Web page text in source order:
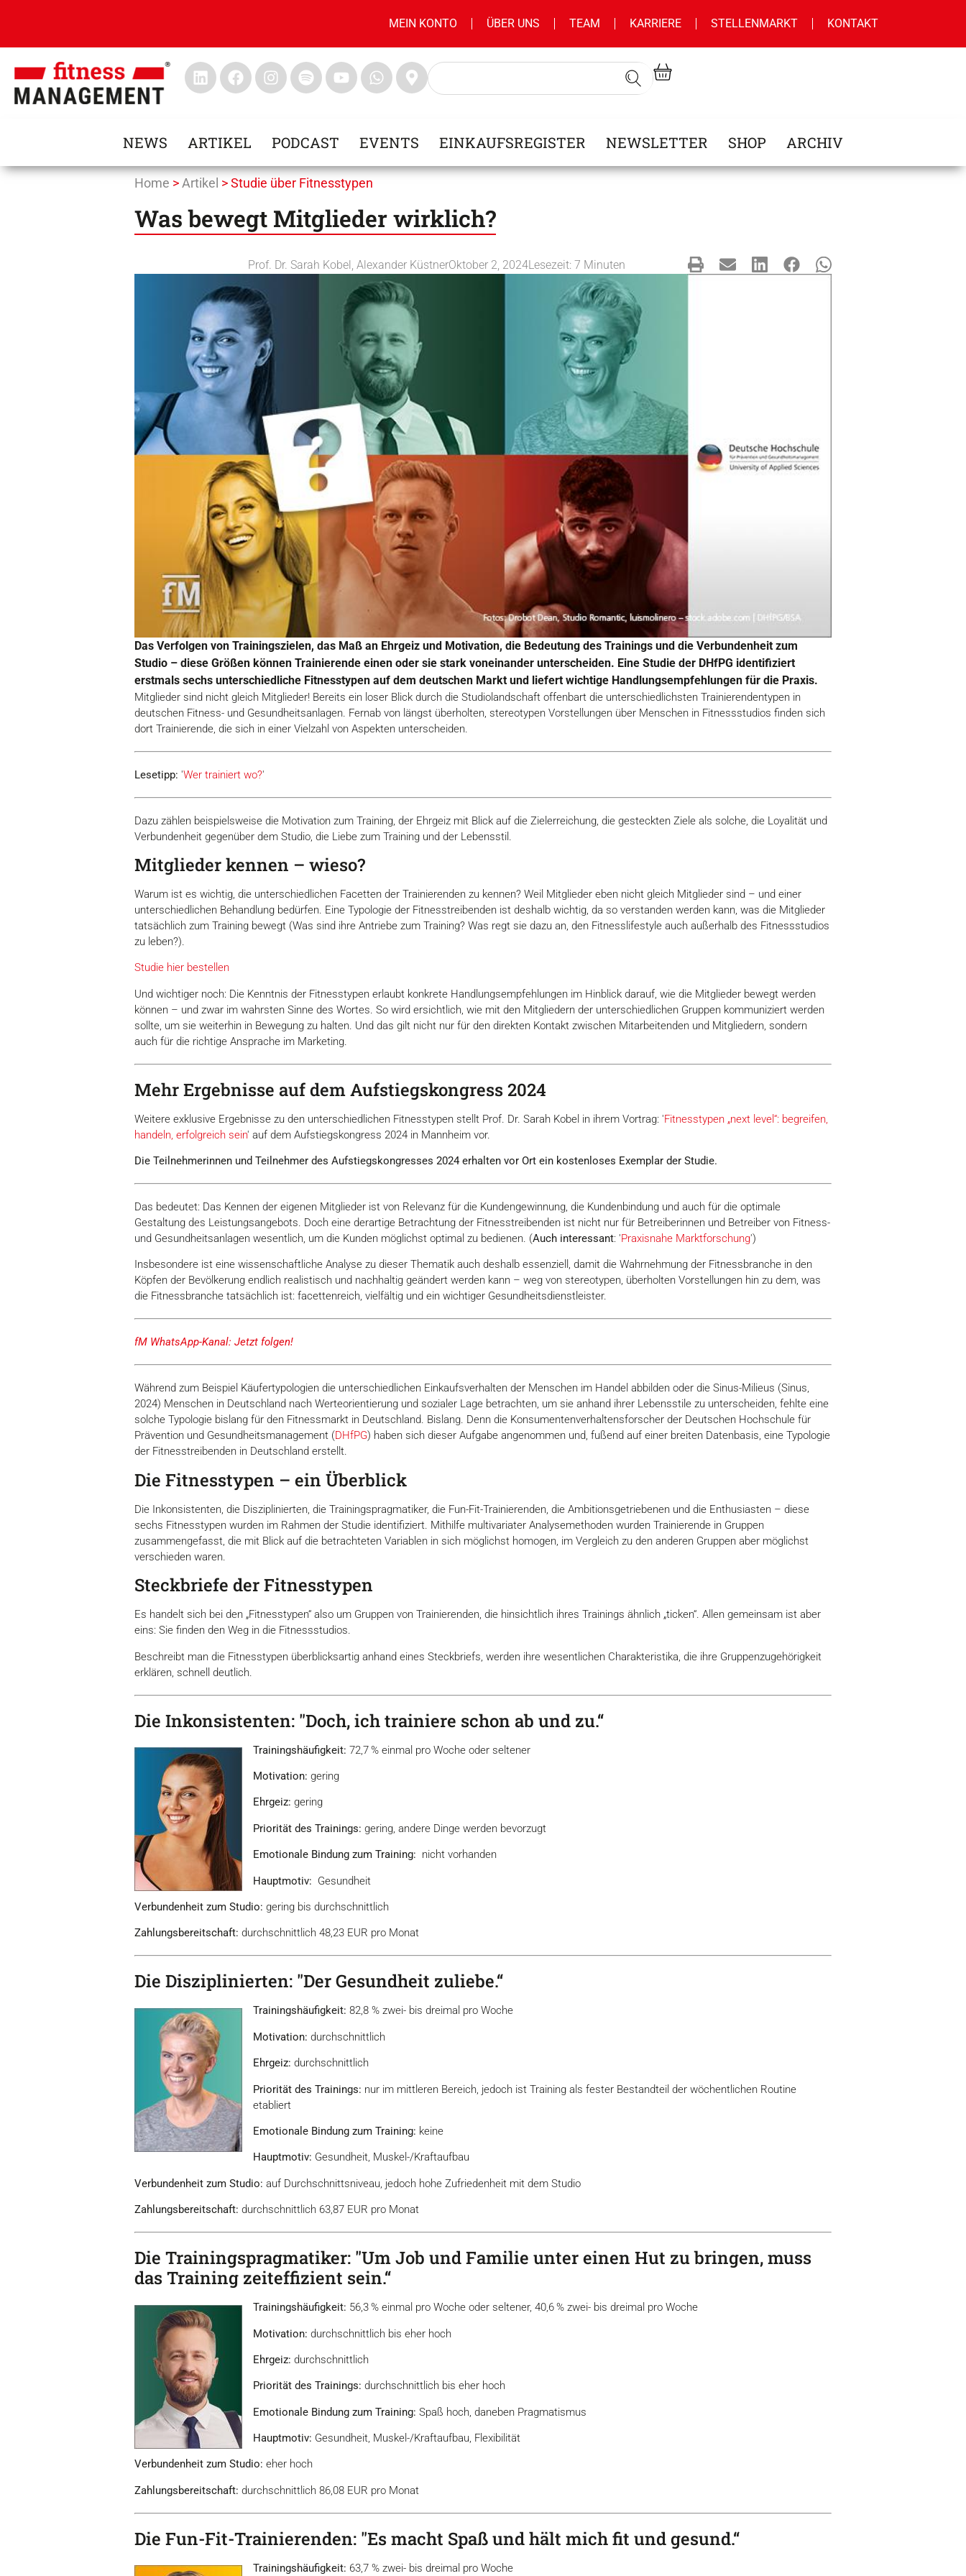
MEIN KONTO ÜBER UNS TEAM KARRIERE STELLENMARKT KONTAKT
NEWS ARTIKEL PODCAST EVENTS EINKAUFSREGISTER NEWSLETTER SHOP ARCHIV
Home > Artikel >Studie über Fitnesstypen
Was bewegt Mitglieder wirklich?
Prof. Dr. Sarah Kobel ,Alexander KüstnerOktober 2, 2024Lesezeit: 7 Minuten
Das Verfolgen von Trainingszielen, das Maß an Ehrgeiz und Motivation, die Bedeutung des Trainings und die Verbundenheit zum
Studio – diese Größen können Trainierende einen oder sie stark voneinander unterscheiden. Eine Studie der DHfPG identifiziert
erstmals sechs unterschiedliche Fitnesstypen auf dem deutschen Markt und liefert wichtige Handlungsempfehlungen für die Praxis.
Mitglieder sind nicht gleich Mitglieder! Bereits ein loser Blick durch die Studiolandschaft offenbart die unterschiedlichsten Trainierendentypen in
deutschen Fitness- und Gesundheitsanlagen. Fernab von längst überholten, stereotypen Vorstellungen über Menschen in Fitnessstudios finden sich
dort Trainierende, die sich in einer Vielzahl von Aspekten unterscheiden.
Lesetipp: 'Wer trainiert wo?'
Dazu zählen beispielsweise die Motivation zum Training, der Ehrgeiz mit Blick auf die Zielerreichung, die gesteckten Ziele als solche, die Loyalität und
Verbundenheit gegenüber dem Studio, die Liebe zum Training und der Lebensstil.
Mitglieder kennen – wieso?
Warum ist es wichtig, die unterschiedlichen Facetten der Trainierenden zu kennen? Weil Mitglieder eben nicht gleich Mitglieder sind – und einer
unterschiedlichen Behandlung bedürfen. Eine Typologie der Fitnesstreibenden ist deshalb wichtig, da so verstanden werden kann, was die Mitglieder
tatsächlich zum Training bewegt (Was sind ihre Antriebe zum Training? Was regt sie dazu an, den Fitnesslifestyle auch außerhalb des Fitnessstudios
zu leben?).
Studie hier bestellen
Und wichtiger noch: Die Kenntnis der Fitnesstypen erlaubt konkrete Handlungsempfehlungen im Hinblick darauf, wie die Mitglieder bewegt werden
können – und zwar im wahrsten Sinne des Wortes. So wird ersichtlich, wie mit den Mitgliedern der unterschiedlichen Gruppen kommuniziert werden
sollte, um sie weiterhin in Bewegung zu halten. Und das gilt nicht nur für den direkten Kontakt zwischen Mitarbeitenden und Mitgliedern, sondern
auch für die richtige Ansprache im Marketing.
Mehr Ergebnisse auf dem Aufstiegskongress 2024
Weitere exklusive Ergebnisse zu den unterschiedlichen Fitnesstypen stellt Prof. Dr. Sarah Kobel in ihrem Vortrag: 'Fitnesstypen „next level“: begreifen,
handeln, erfolgreich sein' auf dem Aufstiegskongress 2024 in Mannheim vor.
Die Teilnehmerinnen und Teilnehmer des Aufstiegskongresses 2024 erhalten vor Ort ein kostenloses Exemplar der Studie.
Das bedeutet: Das Kennen der eigenen Mitglieder ist von Relevanz für die Kundengewinnung, die Kundenbindung und auch für die optimale
Gestaltung des Leistungsangebots. Doch eine derartige Betrachtung der Fitnesstreibenden ist nicht nur für Betreiberinnen und Betreiber von Fitness-
und Gesundheitsanlagen wesentlich, um die Kunden möglichst optimal zu bedienen. (Auch interessant: 'Praxisnahe Marktforschung')
Insbesondere ist eine wissenschaftliche Analyse zu dieser Thematik auch deshalb essenziell, damit die Wahrnehmung der Fitnessbranche in den
Köpfen der Bevölkerung endlich realistisch und nachhaltig geändert werden kann – weg von stereotypen, überholten Vorstellungen hin zu dem, was
die Fitnessbranche tatsächlich ist: facettenreich, vielfältig und ein wichtiger Gesundheitsdienstleister.
fM WhatsApp-Kanal: Jetzt folgen!
Während zum Beispiel Käufertypologien die unterschiedlichen Einkaufsverhalten der Menschen im Handel abbilden oder die Sinus-Milieus (Sinus,
2024) Menschen in Deutschland nach Werteorientierung und sozialer Lage betrachten, um sie anhand ihrer Lebensstile zu unterscheiden, fehlte eine
solche Typologie bislang für den Fitnessmarkt in Deutschland. Bislang. Denn die Konsumentenverhaltensforscher der Deutschen Hochschule für
Prävention und Gesundheitsmanagement (DHfPG) haben sich dieser Aufgabe angenommen und, fußend auf einer breiten Datenbasis, eine Typologie
der Fitnesstreibenden in Deutschland erstellt.
Die Fitnesstypen – ein Überblick
Die Inkonsistenten, die Disziplinierten, die Trainingspragmatiker, die Fun-Fit-Trainierenden, die Ambitionsgetriebenen und die Enthusiasten – diese
sechs Fitnesstypen wurden im Rahmen der Studie identifiziert. Mithilfe multivariater Analysemethoden wurden Trainierende in Gruppen
zusammengefasst, die mit Blick auf die betrachteten Variablen in sich möglichst homogen, im Vergleich zu den anderen Gruppen aber möglichst
verschieden waren.
Steckbriefe der Fitnesstypen
Es handelt sich bei den „Fitnesstypen“ also um Gruppen von Trainierenden, die hinsichtlich ihres Trainings ähnlich „ticken“. Allen gemeinsam ist aber
eins: Sie finden den Weg in die Fitnessstudios.
Beschreibt man die Fitnesstypen überblicksartig anhand eines Steckbriefs, werden ihre wesentlichen Charakteristika, die ihre Gruppenzugehörigkeit
erklären, schnell deutlich.
Die Inkonsistenten: "Doch, ich trainiere schon ab und zu.“
Trainingshäufigkeit: 72,7 % einmal pro Woche oder seltener
Motivation: gering
Ehrgeiz: gering
Priorität des Trainings: gering, andere Dinge werden bevorzugt
Emotionale Bindung zum Training: nicht vorhanden
Hauptmotiv: Gesundheit
Verbundenheit zum Studio: gering bis durchschnittlich
Zahlungsbereitschaft: durchschnittlich 48,23 EUR pro Monat
Die Disziplinierten: "Der Gesundheit zuliebe.“
Trainingshäufigkeit: 82,8 % zwei- bis dreimal pro Woche
Motivation: durchschnittlich
Ehrgeiz: durchschnittlich
Priorität des Trainings: nur im mittleren Bereich, jedoch ist Training als fester Bestandteil der wöchentlichen Routine
etabliert
Emotionale Bindung zum Training: keine
Hauptmotiv: Gesundheit, Muskel-/Kraftaufbau
Verbundenheit zum Studio: auf Durchschnittsniveau, jedoch hohe Zufriedenheit mit dem Studio
Zahlungsbereitschaft: durchschnittlich 63,87 EUR pro Monat
Die Trainingspragmatiker: "Um Job und Familie unter einen Hut zu bringen, muss
das Training zeiteffizient sein.“
Trainingshäufigkeit: 56,3 % einmal pro Woche oder seltener, 40,6 % zwei- bis dreimal pro Woche
Motivation: durchschnittlich bis eher hoch
Ehrgeiz: durchschnittlich
Priorität des Trainings: durchschnittlich bis eher hoch
Emotionale Bindung zum Training: Spaß hoch, daneben Pragmatismus
Hauptmotiv: Gesundheit, Muskel-/Kraftaufbau, Flexibilität
Verbundenheit zum Studio: eher hoch
Zahlungsbereitschaft: durchschnittlich 86,08 EUR pro Monat
Die Fun-Fit-Trainierenden: "Es macht Spaß und hält mich fit und gesund.“
Trainingshäufigkeit: 63,7 % zwei- bis dreimal pro Woche